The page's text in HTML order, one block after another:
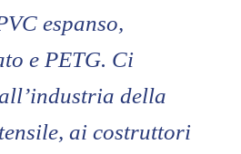
espanso,
e PETG. Ci
della
ai costruttori